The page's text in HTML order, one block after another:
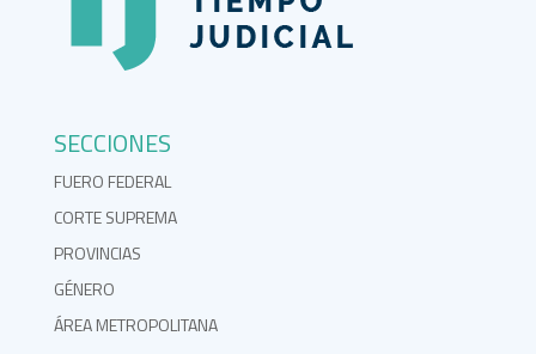
SECCIONES
FUERO FEDERAL
CORTE SUPREMA
PROVINCIAS
GÉNERO
ÁREA METROPOLITANA